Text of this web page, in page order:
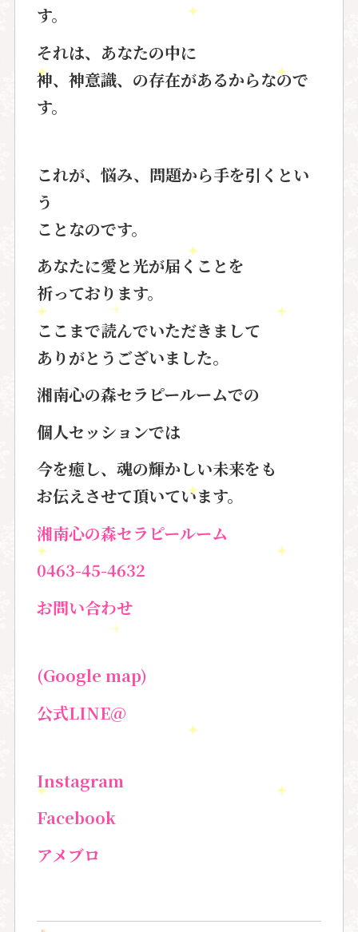
す。
それは、あなたの中に
神、神意識、の存在があるからなので
す。
これが、悩み、問題から手を引くとい
う
ことなのです。
あなたに愛と光が届くことを
祈っております。
ここまで読んでいただきまして
ありがとうございました。
湘南心の森セラピールームでの
個人セッションでは
今を癒し、魂の輝かしい未来をも
お伝えさせて頂いています。
湘南心の森セラピールーム
0463-45-4632
お問い合わせ
(Google map)
公式LINE@
Instagram
Facebook
アメブロ